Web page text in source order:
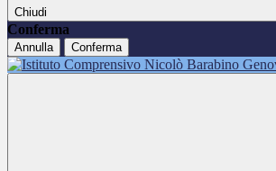
Chiudi
Conferma
Annulla Conferma